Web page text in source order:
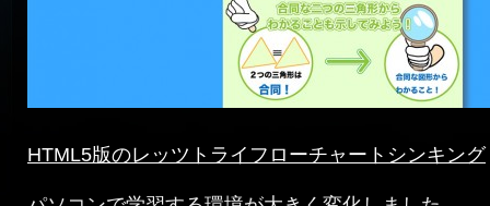
HTML5版のレッツトライフローチャートシンキング